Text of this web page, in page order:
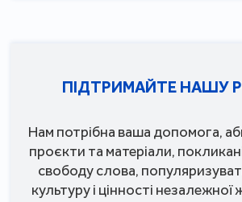
ПІДТРИМАЙТЕ НАШУ
Нам потрібна ваша допомога,
проєкти та матеріали,
свободу слова,
культуру і цінності незалежної